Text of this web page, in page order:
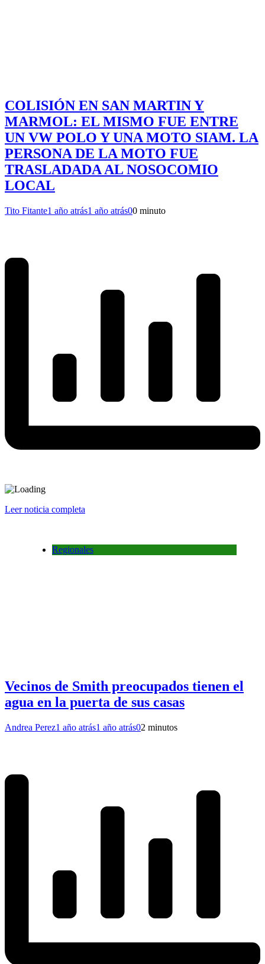
COLISIÓN EN SAN MARTIN Y
MARMOL: EL MISMO FUE ENTRE
UN VW POLO Y UNA MOTO SIAM. LA
PERSONA DE LA MOTO FUE
TRASLADADA AL NOSOCOMIO
LOCAL
Tito Fitante1 año atrás1 año atrás00 minuto
Leer noticia completa
Regionales
Vecinos de Smith preocupados tienen el
agua en la puerta de sus casas
Andrea Perez1 año atrás1 año atrás02 minutos